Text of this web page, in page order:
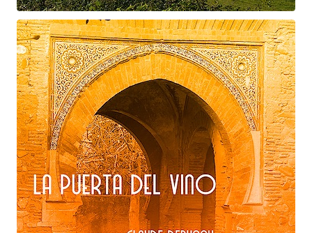
Claude Debussy
Le vent dans la plaine